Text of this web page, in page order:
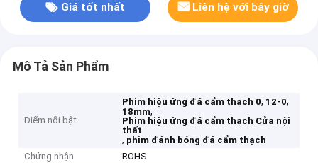
Giá tốt nhất Liên hệ với bây giờ
Mô Tả Sản Phẩm
Điểm nổi bật
Phim hiệu ứng đá cẩm thạch 0, 12-0,
18mm,
Phim hiệu ứng đá cẩm thạch Cửa nội
thất
, phim đánh bóng đá cẩm thạch
Chứng nhận
ROHS